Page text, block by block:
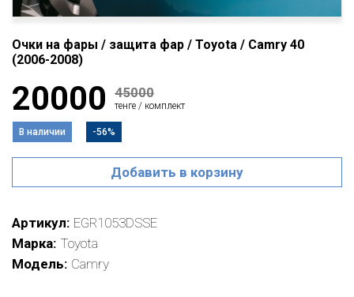
Очки на фары / защита фар / Toyota / Camry 40
(2006-2008)
20000 45000
тенге / комплект
В наличии -56%
Добавить в корзину
Артикул EGR1053DSSE
Марка Toyota
Модель Camry